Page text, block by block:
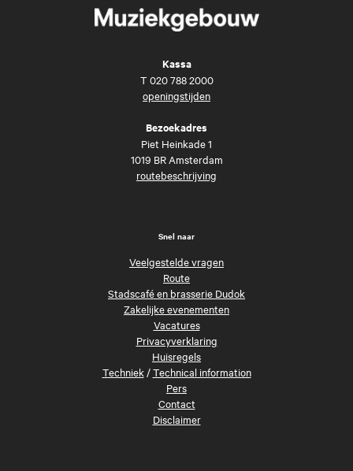
Kassa
T 020 788 2000
openingstijden
Bezoekadres
Piet Heinkade 1
1019 BR Amsterdam
routebeschrijving
Snel naar
Veelgestelde vragen
Route
Stadscafé en brasserie Dudok
Zakelijke evenementen
Vacatures
Privacyverklaring
Huisregels
Techniek/Technical information
Pers
Contact
Disclaimer